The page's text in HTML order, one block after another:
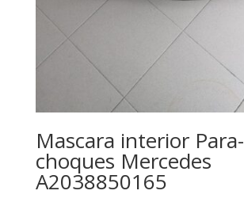
Mascara interior Para-
choques Mercedes
A2038850165